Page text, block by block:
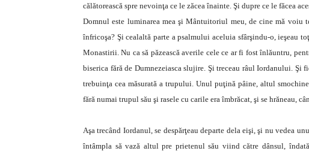
călătorească spre nevoinţa ce le zăcea înainte. Şi dupre ce le făcea
Domnul este luminarea mea şi Mântuitoriul meu, de cine mă
înfricoşa? Şi cealaltă parte a psalmului aceluia sfârşindu-o, ieşeau
Monastirii. Nu ca să păzească averile cele ce ar fi fost înlăuntru,
biserica fără de Dumnezeiasca slujire. Şi treceau râul Iordanului. Şi
trebuinţa cea măsurată a trupului. Unul puţină pâine, altul
fără numai trupul său şi rasele cu carile era îmbrăcat, şi se hrăneau,
Aşa trecând Iordanul, se despărţeau departe dela eişi, şi nu vedea
întâmpla să vază altul pre prietenul său viind către dânsul,